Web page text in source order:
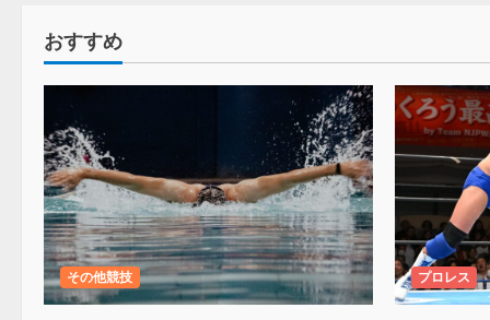
おすすめ
その他競技 プロレス